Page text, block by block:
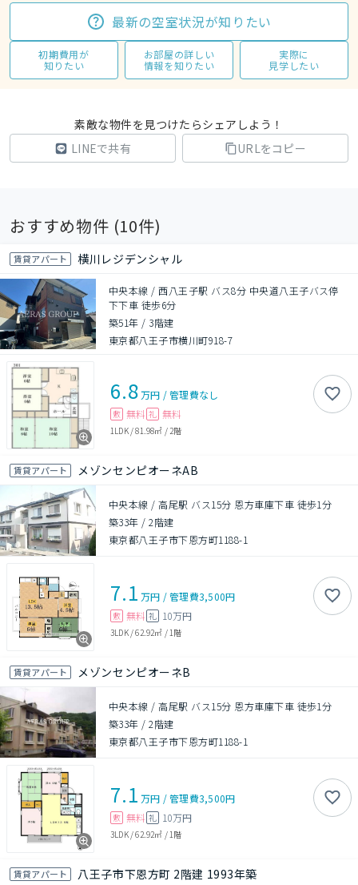
最新の空室状況が知りたい
初期費用が
知りたい
お部屋の詳しい
情報を知りたい
実際に
見学したい
素敵な物件を見つけたらシェアしよう！
LINEで共有
URLをコピー
おすすめ物件 (10件)
賃貸アパート 横川レジデンシャル
中央本線 / 西八王子駅 バス8分 中央道八王子バス停
下下車 徒歩6分
築51年 / 3階建
東京都八王子市横川町918-7
6.8万円 /管理費なし
敷 無料 礼 無料
1LDK/81.98㎡ / 2階
賃貸アパート メゾンセンピオーネAB
中央本線 / 高尾駅 バス15分 恩方車庫下車 徒歩1分
築33年 /2階建
東京都八王子市下恩方町1188-1
7.1 万円 /管理費3,500円
敷 無料 礼 10万円
3LDK/62.92㎡ / 1階
賃貸アパート メゾンセンピオーネB
中央本線 / 高尾駅 バス15分 恩方車庫下車 徒歩1分
築33年 /2階建
東京都八王子市下恩方町1188-1
7.1 万円 /管理費3,500円
敷 無料 礼 10万円
3LDK/62.92㎡ / 1階
賃貸アパート 八王子市下恩方町 2階建 1993年築